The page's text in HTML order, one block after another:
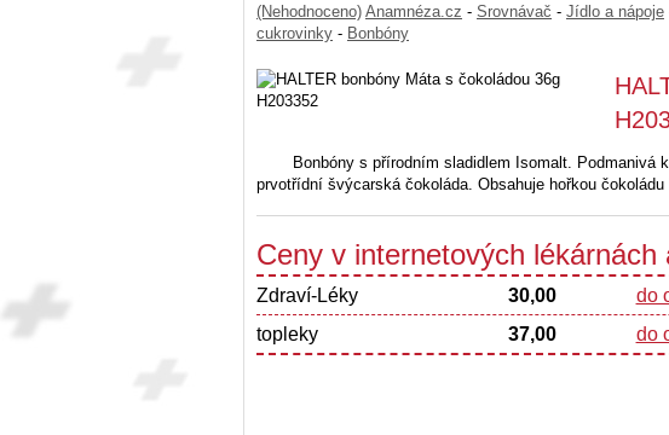
(Nehodnoceno) Anamnéza.cz - Srovnávač - Jídlo a nápoje
cukrovinky - Bonbóny
Bonbóny s přírodním sladidlem Isomalt. Podmanivá
prvotřídní švýcarská čokoláda. Obsahuje hořkou
Ceny v internetových lékárnách
Zdraví-Léky 30,00
do
topleky
37,00 do